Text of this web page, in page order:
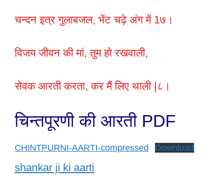
चन्दन इत्र गुलाबजल, भेंट चढ़े अंग में 1७।
विजय जीवन की मां, तुम हो रखवाली,
सेवक आरती करता, कर मैं लिए थाली |८।
चिन्तपूरणी की आरती PDF
CHINTPURNI-AARTI-compressed Download
shankar ji ki aarti